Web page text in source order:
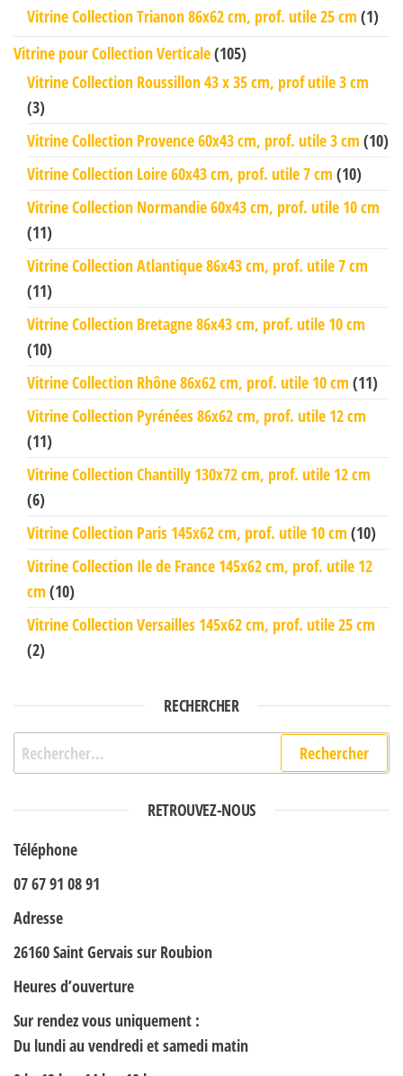
Vitrine Collection Trianon 86x62 cm, prof. utile 25 cm (1)
Vitrine pour Collection Verticale(105)
Vitrine Collection Roussillon 43 x 35 cm, prof utile 3 cm
(3)
Vitrine Collection Provence 60x43 cm, prof. utile 3 cm (10)
Vitrine Collection Loire 60x43 cm, prof. utile 7 cm (10)
Vitrine Collection Normandie 60x43 cm, prof. utile 10 cm
(11)
Vitrine Collection Atlantique 86x43 cm, prof. utile 7 cm
(11)
Vitrine Collection Bretagne 86x43 cm, prof. utile 10 cm
(10)
Vitrine Collection Rhône 86x62 cm, prof. utile 10 cm (11)
Vitrine Collection Pyrénées 86x62 cm, prof. utile 12 cm
(11)
Vitrine Collection Chantilly 130x72 cm, prof. utile 12 cm
(6)
Vitrine Collection Paris 145x62 cm, prof. utile 10 cm (10)
Vitrine Collection Ile de France 145x62 cm, prof. utile 12
cm (10)
Vitrine Collection Versailles 145x62 cm, prof. utile 25 cm
(2)
RECHERCHER
Rechercher :
RETROUVEZ-NOUS
Téléphone
07 67 91 08 91
Adresse
26160 Saint Gervais sur Roubion
Heures d’ouverture
Sur rendez vous uniquement :
Du lundi au vendredi et samedi matin